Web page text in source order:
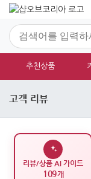
추천상품
고객 리뷰
리뷰/상품 AI 가이드
109개